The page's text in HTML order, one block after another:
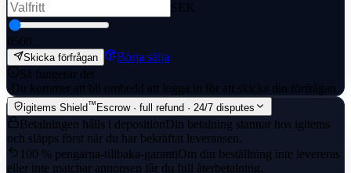
SEK
0500
Skicka förfrågan
Börja sälja
Så fungerar det
· Du kommer att bli ombedd att logga in för att skicka din förfrågan.
igitems Shield™ Escrow · full refund · 24/7 disputes
Betalningen hålls i deposition Din betalning stannar hos igitems
och släpps först när du har bekräftat leveransen.
100 % pengarna-tillbaka-garantiOm din beställning inte levereras
eller inte matchar annonsen får du full återbetalning.